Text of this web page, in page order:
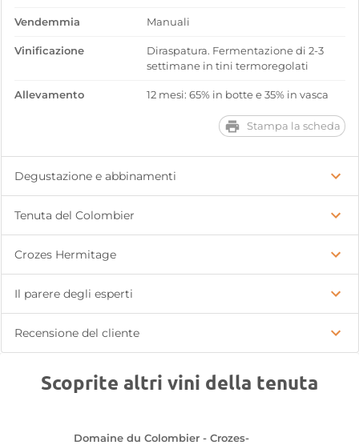
Vendemmia Manuali
Vinificazione
Diraspatura. Fermentazione di 2-3
settimane in tini termoregolati
Allevamento 12 mesi: 65% in botte e 35% in vasca
Stampa la scheda
Degustazione e abbinamenti
Tenuta del Colombier
Crozes Hermitage
Il parere degli esperti
Recensione del cliente
Scoprite altri vini della tenuta
Domaine du Colombier - Crozes-